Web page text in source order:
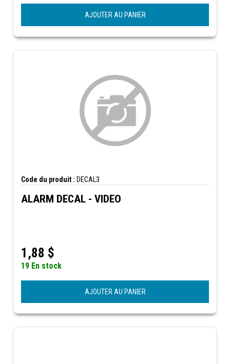
AJOUTER AU PANIER
Code du produit : DECAL3
ALARM DECAL - VIDEO
1,88 $
19 En stock
AJOUTER AU PANIER